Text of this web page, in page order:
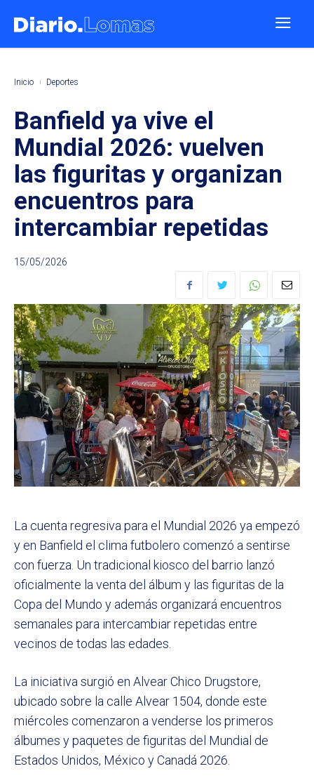
Inicio Deportes
Banfield ya vive el
Mundial 2026: vuelven
las figuritas y organizan
encuentros para
intercambiar repetidas
15/05/2026
La cuenta regresiva para el Mundial 2026 ya empezó
y en Banfield el clima futbolero comenzó a sentirse
con fuerza. Un tradicional kiosco del barrio lanzó
oficialmente la venta del álbum y las figuritas de la
Copa del Mundo y además organizará encuentros
semanales para intercambiar repetidas entre
vecinos de todas las edades.
La iniciativa surgió en Alvear Chico Drugstore,
ubicado sobre la calle Alvear 1504, donde este
miércoles comenzaron a venderse los primeros
álbumes y paquetes de figuritas del Mundial de
Estados Unidos, México y Canadá 2026.